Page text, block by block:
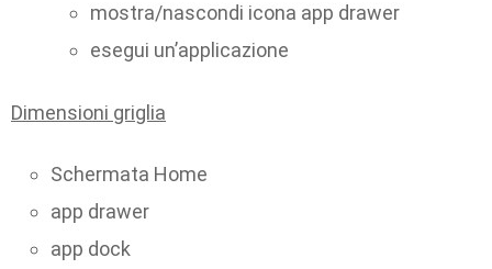
mostra/nascondi icona app drawer
esegui un’applicazione
Dimensioni griglia
Schermata Home
app drawer
app dock